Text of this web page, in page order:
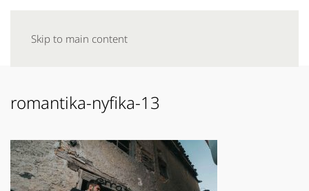
Skip to main content
romantika-nyfika-13